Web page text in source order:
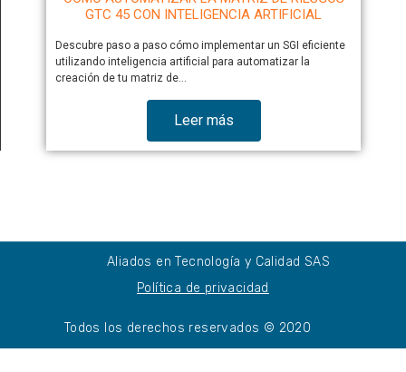
GTC 45 CON INTELIGENCIA ARTIFICIAL
Descubre paso a paso cómo implementar un SGI eficiente
utilizando inteligencia artificial para automatizar la
creación de tu matriz de…
Leer más
Aliados en Tecnología y Calidad SAS
Política de privacidad
Todos los derechos reservados © 2020